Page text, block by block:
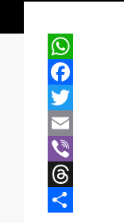
W
h
a
t
s
A
F
a
c
e
b
T
w
E
m
a
V
T